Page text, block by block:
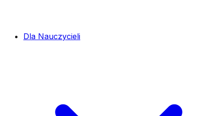
Dla Nauczycieli